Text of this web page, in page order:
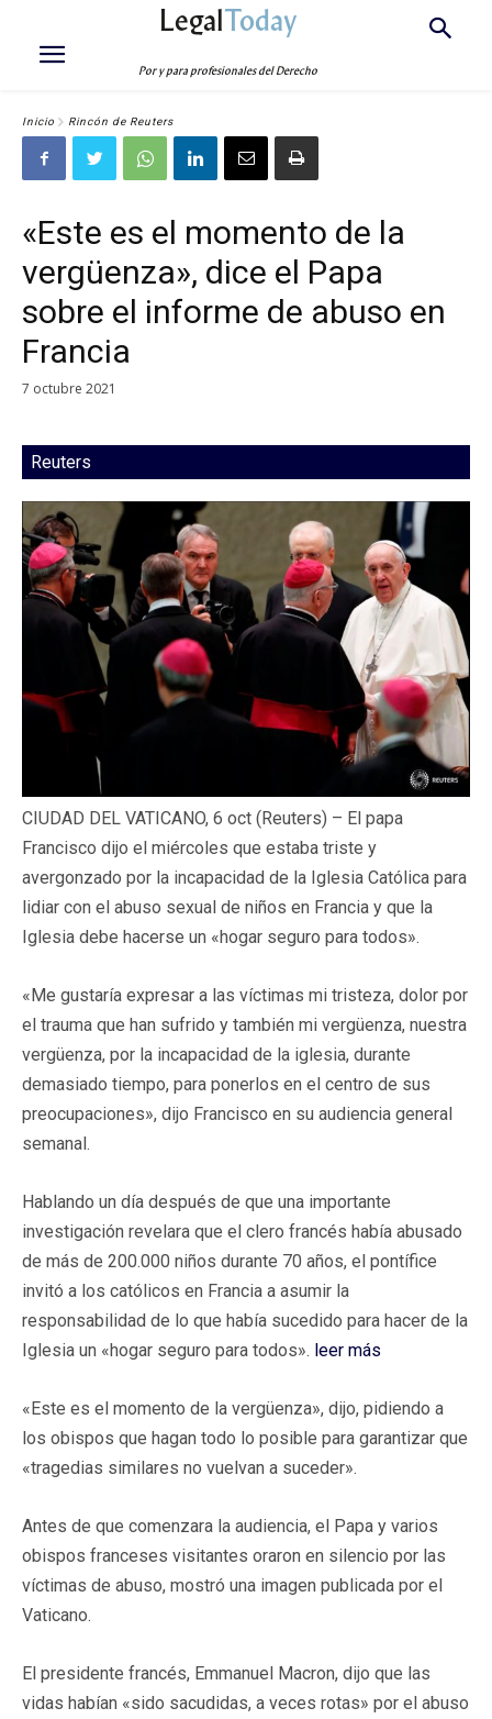
LegalToday
Por y para profesionales del Derecho
Inicio Rincón de Reuters
«Este es el momento de la
vergüenza», dice el Papa
sobre el informe de abuso en
Francia
7 octubre 2021
Reuters
CIUDAD DEL VATICANO, 6 oct (Reuters) – El papa
Francisco dijo el miércoles que estaba triste y
avergonzado por la incapacidad de la Iglesia Católica para
lidiar con el abuso sexual de niños en Francia y que la
Iglesia debe hacerse un «hogar seguro para todos».
«Me gustaría expresar a las víctimas mi tristeza, dolor por
el trauma que han sufrido y también mi vergüenza, nuestra
vergüenza, por la incapacidad de la iglesia, durante
demasiado tiempo, para ponerlos en el centro de sus
preocupaciones», dijo Francisco en su audiencia general
semanal.
Hablando un día después de que una importante
investigación revelara que el clero francés había abusado
de más de 200.000 niños durante 70 años, el pontífice
invitó a los católicos en Francia a asumir la
responsabilidad de lo que había sucedido para hacer de la
Iglesia un «hogar seguro para todos». leer más
«Este es el momento de la vergüenza», dijo, pidiendo a
los obispos que hagan todo lo posible para garantizar que
«tragedias similares no vuelvan a suceder».
Antes de que comenzara la audiencia, el Papa y varios
obispos franceses visitantes oraron en silencio por las
víctimas de abuso, mostró una imagen publicada por el
Vaticano.
El presidente francés, Emmanuel Macron, dijo que las
vidas habían «sido sacudidas, a veces rotas» por el abuso